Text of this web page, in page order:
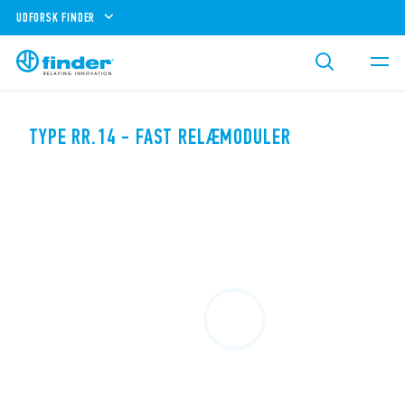
UDFORSK FINDER
TYPE RR.14 - FAST RELÆMODULER